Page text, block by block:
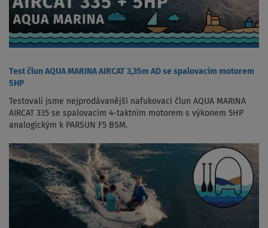
Test člun AQUA MARINA AIRCAT 3,35m AD se spalovacím motorem
5HP
Testovali jsme nejprodávanější nafukovací člun AQUA MARINA
AIRCAT 335 se spalovacím 4-taktním motorem s výkonem 5HP
analogickým k PARSUN F5 BSM.